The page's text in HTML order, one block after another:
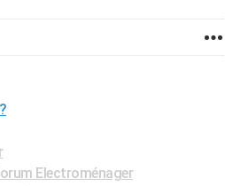
Electroménager